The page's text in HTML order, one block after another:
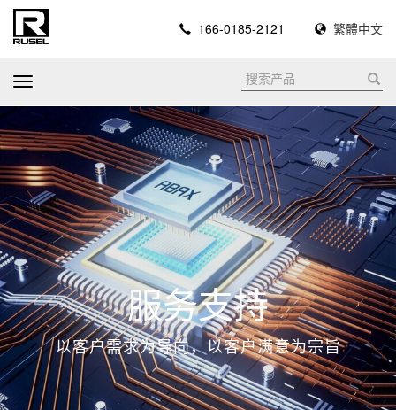
166-0185-2121 繁體中文
T
o
g
g
l
e
n
a
v
i
g
a
t
i
服务支持
以客户需求为导向，以客户满意为宗旨